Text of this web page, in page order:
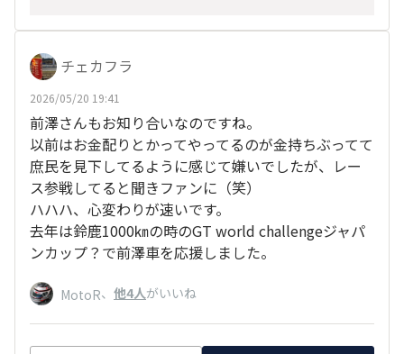
チェカフラ
2026/05/20 19:41
前澤さんもお知り合いなのですね。
以前はお金配りとかってやってるのが金持ちぶってて
庶民を見下してるように感じて嫌いでしたが、レー
ス参戦してると聞きファンに（笑）
ハハハ、心変わりが速いです。
去年は鈴鹿1000㎞の時のGT world challengeジャパ
ンカップ？で前澤車を応援しました。
MotoR、 他4人がいいね